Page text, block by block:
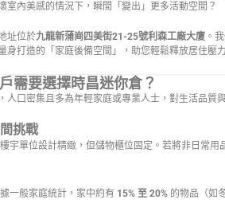
室內美感的情況下，瞬間「變出」更多活動空間？
址位於九龍新蒲崗四美街21-25號利森工廠大廈 。
身打造的「家庭後備空間」，助您輕鬆釋放居住壓
需要選擇時昌迷你倉？
人口密集且多為年輕家庭或專業人士，對生活品質
挑戰
宇單位設計精緻，但儲物櫃位固定。若將非日常用
一般家庭統計，家中約有 15% 至 20% 的物品（如